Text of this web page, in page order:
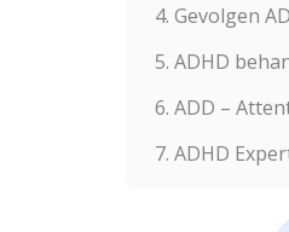
4. Gevolgen
5. ADHD
6. ADD –
7. ADHD